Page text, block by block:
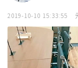
2019-10-10 15:33:55